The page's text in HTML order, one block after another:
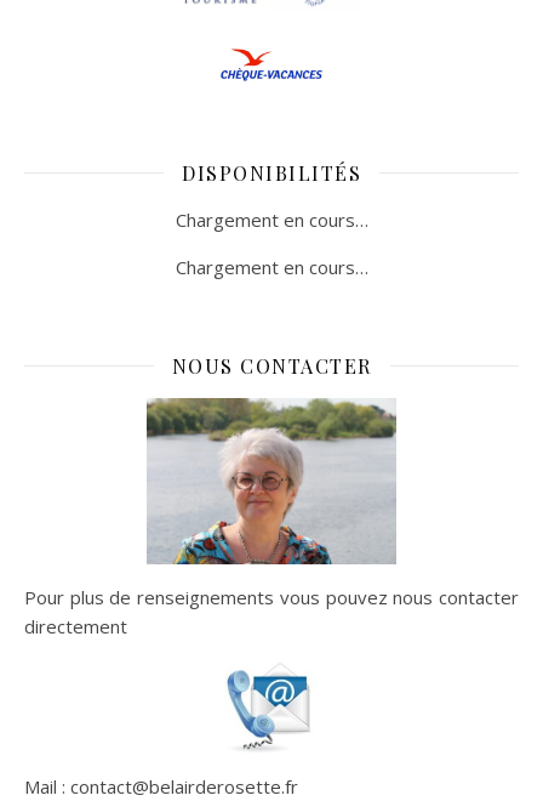
DISPONIBILITÉS
Chargement en cours…
Chargement en cours…
NOUS CONTACTER
Pour plus de renseignements vous pouvez nous contacter
directement
Mail : contact@belairderosette.fr